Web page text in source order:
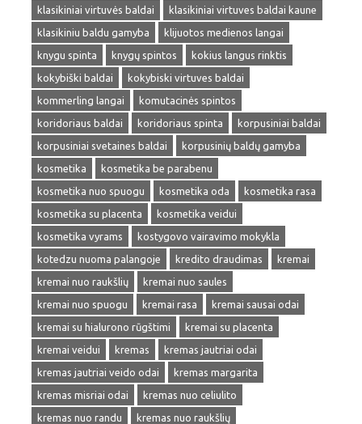
klasikiniai virtuvės baldai
klasikiniai virtuves baldai kaune
klasikiniu baldu gamyba
klijuotos medienos langai
knygu spinta
knygų spintos
kokius langus rinktis
kokybiški baldai
kokybiski virtuves baldai
kommerling langai
komutacinės spintos
koridoriaus baldai
koridoriaus spinta
korpusiniai baldai
korpusiniai svetaines baldai
korpusinių baldų gamyba
kosmetika
kosmetika be parabenu
kosmetika nuo spuogu
kosmetika oda
kosmetika rasa
kosmetika su placenta
kosmetika veidui
kosmetika vyrams
kostygovo vairavimo mokykla
kotedzu nuoma palangoje
kredito draudimas
kremai
kremai nuo raukšlių
kremai nuo saules
kremai nuo spuogu
kremai rasa
kremai sausai odai
kremai su hialurono rūgštimi
kremai su placenta
kremai veidui
kremas
kremas jautriai odai
kremas jautriai veido odai
kremas margarita
kremas misriai odai
kremas nuo celiulito
kremas nuo randu
kremas nuo raukšlių